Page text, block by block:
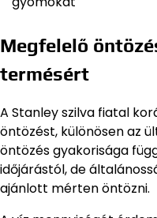
Megfelelő
termésért
A Stanley szilva fiatal
öntözést, különösen az
öntözés gyakorisága
időjárástól, de
ajánlott mérten öntözni.